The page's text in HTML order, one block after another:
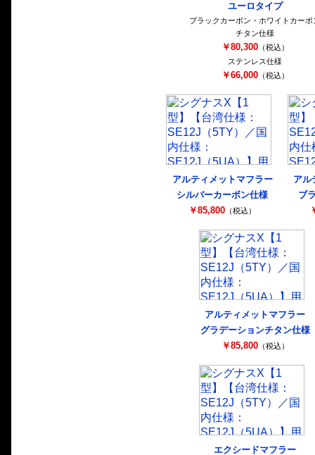
ユーロタイプ
ブラックカーボン・ホワイトカーボ
チタン仕様
￥80,300（税込）
ステンレス仕様
￥66,000（税込）
アルティメットマフラー
シルバーカーボン仕様
￥85,800 （税込）
アル
ブ
アルティメットマフラー
グラデーションチタン仕様
￥85,800（税込）
エクシードマフラー